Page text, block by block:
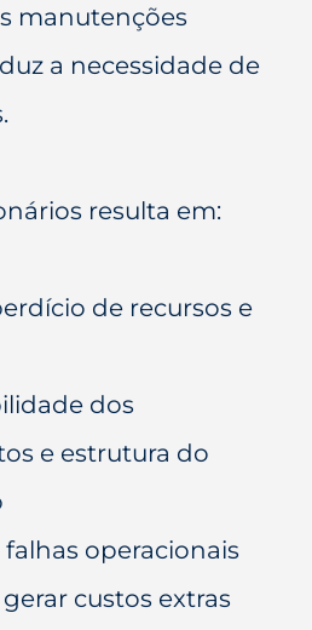
manutenções
a necessidade de
resulta em:
de recursos e
dos
e estrutura do
falhas operacionais
custos extras